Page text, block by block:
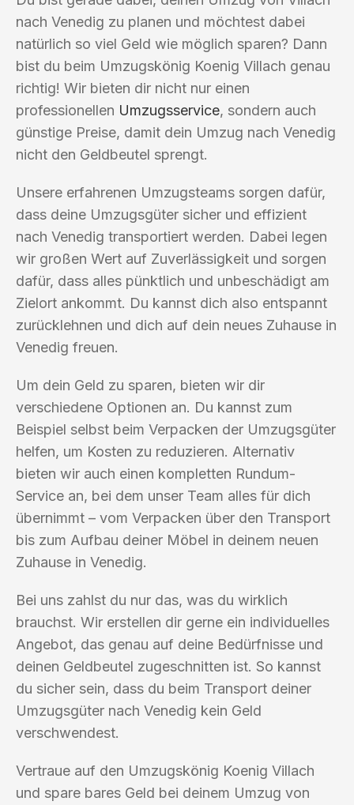
nach Venedig zu planen und möchtest dabei
natürlich so viel Geld wie möglich sparen? Dann
bist du beim Umzugskönig Koenig Villach genau
richtig! Wir bieten dir nicht nur einen
professionellen Umzugsservice, sondern auch
günstige Preise, damit dein Umzug nach Venedig
nicht den Geldbeutel sprengt.
Unsere erfahrenen Umzugsteams sorgen dafür,
dass deine Umzugsgüter sicher und effizient
nach Venedig transportiert werden. Dabei legen
wir großen Wert auf Zuverlässigkeit und sorgen
dafür, dass alles pünktlich und unbeschädigt am
Zielort ankommt. Du kannst dich also entspannt
zurücklehnen und dich auf dein neues Zuhause in
Venedig freuen.
Um dein Geld zu sparen, bieten wir dir
verschiedene Optionen an. Du kannst zum
Beispiel selbst beim Verpacken der Umzugsgüter
helfen, um Kosten zu reduzieren. Alternativ
bieten wir auch einen kompletten Rundum-
Service an, bei dem unser Team alles für dich
übernimmt – vom Verpacken über den Transport
bis zum Aufbau deiner Möbel in deinem neuen
Zuhause in Venedig.
Bei uns zahlst du nur das, was du wirklich
brauchst. Wir erstellen dir gerne ein individuelles
Angebot, das genau auf deine Bedürfnisse und
deinen Geldbeutel zugeschnitten ist. So kannst
du sicher sein, dass du beim Transport deiner
Umzugsgüter nach Venedig kein Geld
verschwendest.
Vertraue auf den Umzugskönig Koenig Villach
und spare bares Geld bei deinem Umzug von